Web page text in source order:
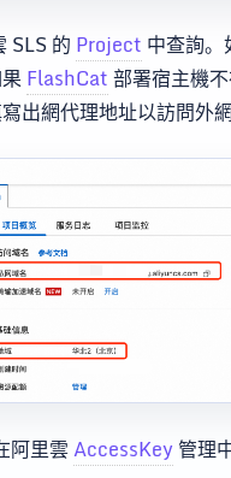
SLS 的 Project 中查詢。
FlashCat部署宿主機
出網代理地址以訪問外
阿里雲AccessKey 管理